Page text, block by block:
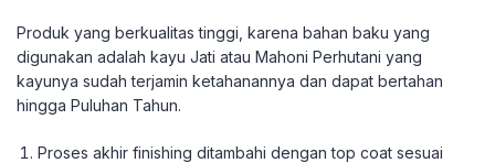
Produk yang berkualitas tinggi, karena bahan baku yang
digunakan adalah kayu Jati atau Mahoni Perhutani yang
kayunya sudah terjamin ketahanannya dan dapat bertahan
hingga Puluhan Tahun.
Proses akhir finishing ditambahi dengan top coat sesuai